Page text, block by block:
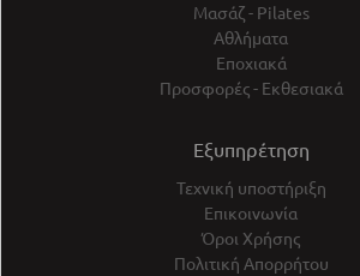
Μασάζ - Pilates
Αθλήματα
Εποχιακά
Προσφορές - Εκθεσιακά
Εξυπηρέτηση
Τεχνική υποστήριξη
Επικοινωνία
Όροι Χρήσης
Πολιτική Απορρήτου